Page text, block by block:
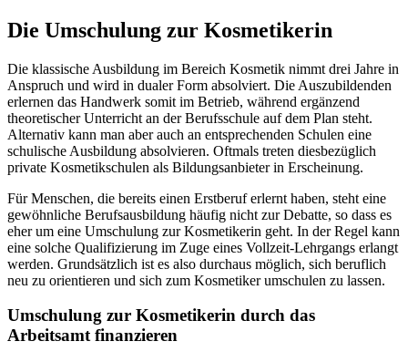
Die Umschulung zur Kosmetikerin
Die klassische Ausbildung im Bereich Kosmetik nimmt drei Jahre in
Anspruch und wird in dualer Form absolviert. Die Auszubildenden
erlernen das Handwerk somit im Betrieb, während ergänzend
theoretischer Unterricht an der Berufsschule auf dem Plan steht.
Alternativ kann man aber auch an entsprechenden Schulen eine
schulische Ausbildung absolvieren. Oftmals treten diesbezüglich
private Kosmetikschulen als Bildungsanbieter in Erscheinung.
Für Menschen, die bereits einen Erstberuf erlernt haben, steht eine
gewöhnliche Berufsausbildung häufig nicht zur Debatte, so dass es
eher um eine Umschulung zur Kosmetikerin geht. In der Regel kann
eine solche Qualifizierung im Zuge eines Vollzeit-Lehrgangs erlangt
werden. Grundsätzlich ist es also durchaus möglich, sich beruflich
neu zu orientieren und sich zum Kosmetiker umschulen zu lassen.
Umschulung zur Kosmetikerin durch das
Arbeitsamt finanzieren